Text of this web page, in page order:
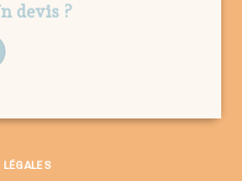
devis ?